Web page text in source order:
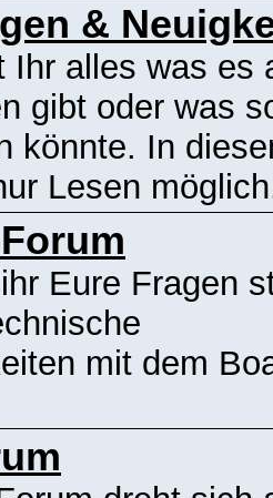
&
Ihr alles was es
gibt oder was
könnte. In
Lesen
Eure Fragen
mit dem